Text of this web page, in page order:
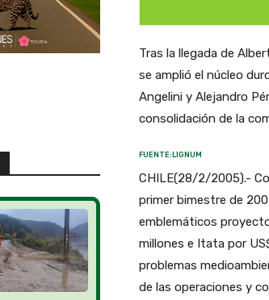
Tras la llegada de
se amplió el núcleo
Angelini y Alejandro
consolidación de la
FUENTE:LIGNUM
CHILE(28/2/2005).-
primer bimestre de
emblemáticos
millones e Itata por
problemas
de las operaciones y